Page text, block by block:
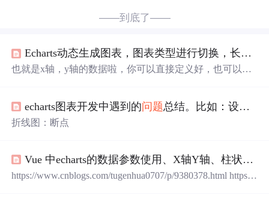
——到底了——
Echarts动态生成图表，图表类型进行切换，长数据区域展示
也就是x轴，y轴的数据啦，你可以直接定义好，也可以使
控制数据的变化。这时候呢，之前渲染好的图表就要替换
成依靠新数据生成的新图表。千万千万不要选择直接替
功能看着老全了，就是有bug。动态类型切换的时候，活性
不是很自由的切换。多句嘴，之前Echarts的工具栏的提示
是中文的，现在的版本一般都提示英文。
echarts图表开发中遇到的问题总结。比如：设置断点，legend换行，x轴固定值以及修改样式
折线图：断点
Vue 中echarts的数据参数使用、X轴Y轴、柱状图、饼状图、x轴显示全
https://www.cnblogs.com/tugenhua0707/p/9380378.html https://